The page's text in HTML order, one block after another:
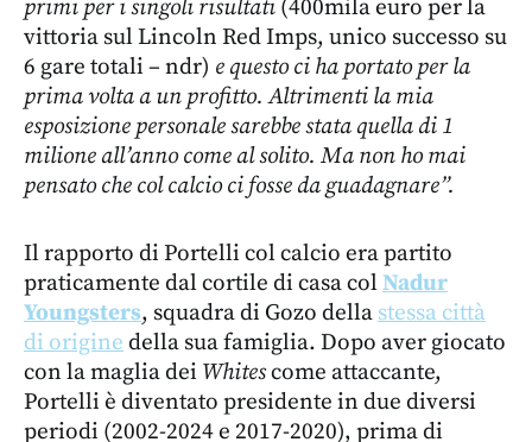
primi per i singoli risultati (400mila euro per la
vittoria sul Lincoln Red Imps, unico successo su
6 gare totali – ndr) e questo ci ha portato per la
prima volta a un profitto. Altrimenti la mia
esposizione personale sarebbe stata quella di 1
milione all’anno come al solito. Ma non ho mai
pensato che col calcio ci fosse da guadagnare”.
Il rapporto di Portelli col calcio era partito
praticamente dal cortile di casa colNadur
Youngsters, squadra di Gozo della stessa città
di origine della sua famiglia. Dopo aver giocato
con la maglia dei Whitescome attaccante,
Portelli è diventato presidente in due diversi
periodi (2002-2024 e 2017-2020), prima di